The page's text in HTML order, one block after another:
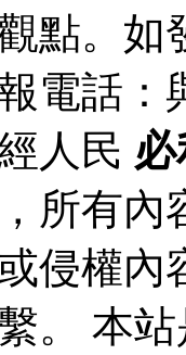
點。如
電話：
人民
所有
侵權內
。 本